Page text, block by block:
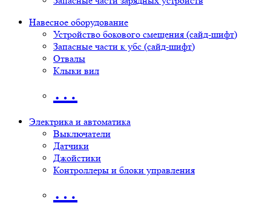
Навесное оборудование
Устройство бокового смещения (сайд-шифт)
Запасные части к убс (сайд-шифт)
Отвалы
Клыки вил
…
Электрика и автоматика
Выключатели
Датчики
Джойстики
Контроллеры и блоки управления
…